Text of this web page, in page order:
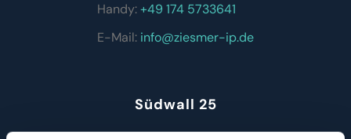
Handy:+49 174 5733641
E-Mail: info@ziesmer-ip.de
Südwall 25